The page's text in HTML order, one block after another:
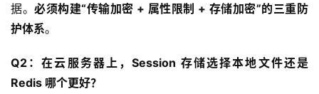
据。必须构建“传输加密 + 属性限制 + 存储加密”的三重防
护体系。
Q2：在云服务器上，Session 存储选择本地文件还是
Redis 哪个更好？